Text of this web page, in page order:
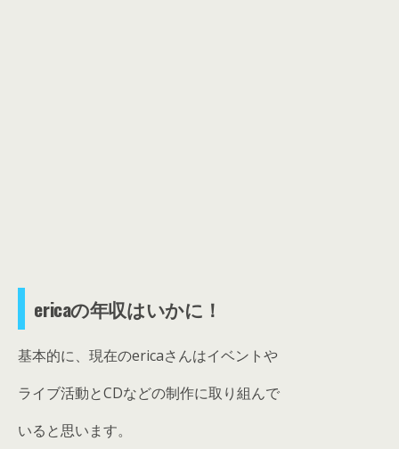
ericaの年収はいかに！
基本的に、現在のericaさんはイベントや
ライブ活動とCDなどの制作に取り組んで
いると思います。